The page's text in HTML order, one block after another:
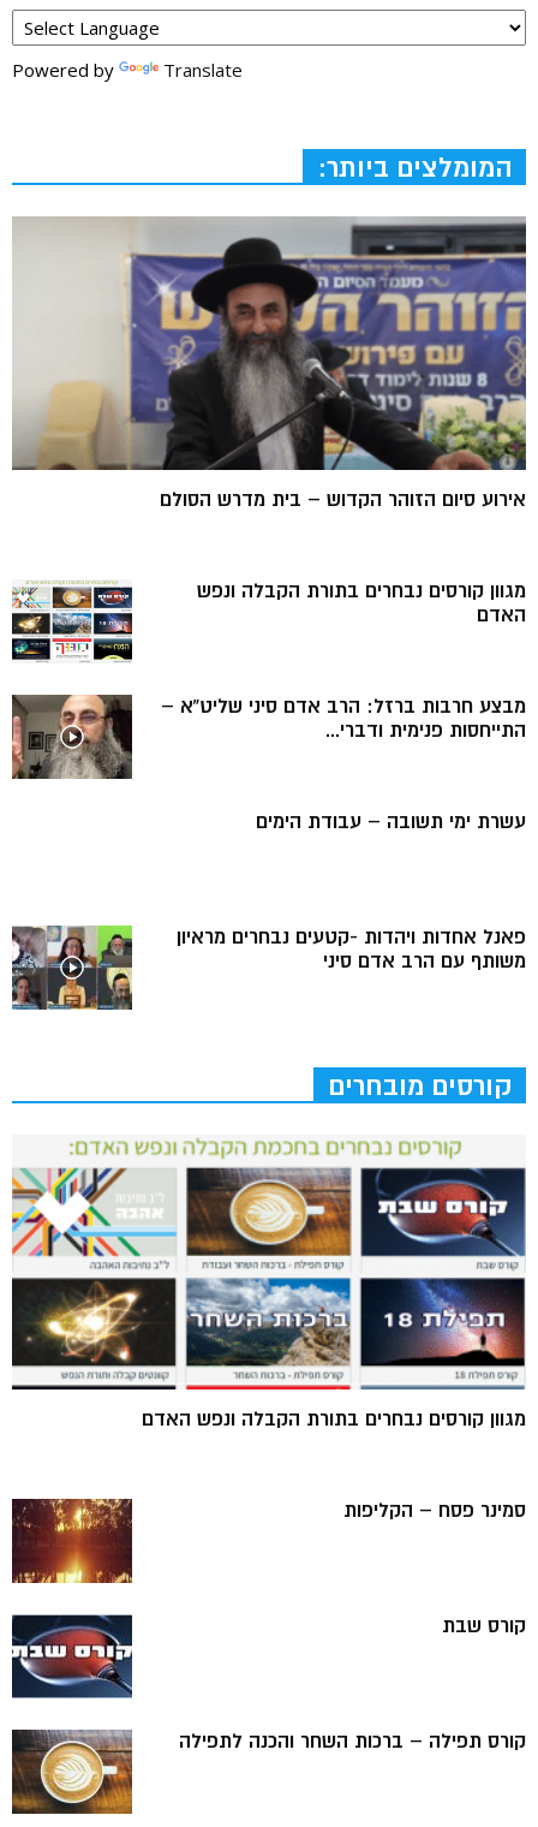
Powered by Translate
המומלצים ביותר:
אירוע סיום הזוהר הקדוש – בית מדרש הסולם
מגוון קורסים נבחרים בתורת הקבלה ונפש
האדם
מבצע חרבות ברזל: הרב אדם סיני שליט”א –
התייחסות פנימית ודברי...
עשרת ימי תשובה – עבודת הימים
פאנל אחדות ויהדות -קטעים נבחרים מראיון
משותף עם הרב אדם סיני
קורסים מובחרים
מגוון קורסים נבחרים בתורת הקבלה ונפש האדם
סמינר פסח – הקליפות
קורס שבת
קורס תפילה – ברכות השחר והכנה לתפילה